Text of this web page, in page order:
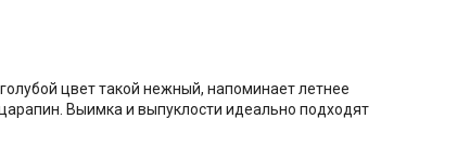
цвет такой нежный, напоминает летнее
Выимка и выпуклости идеально подходят